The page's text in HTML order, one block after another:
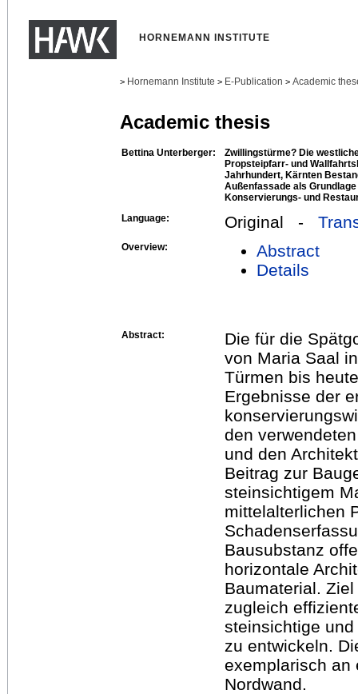
HORNEMANN INSTITUTE
> Hornemann Institute > E-Publication > Academic
Academic thesis
Bettina Unterberger:
Zwillingstürme? Die
Propsteipfarr- und
Jahrhundert, Kärnten
Außenfassade als
Konservierungs- und
Language:
Original -
Overview:
Abstract
Details
Abstract:
Die für die
von Maria Saal
Türmen bis
Ergebnisse der
den
und den
Beitrag zur
steinsichtigem
mittelalterlichen
Bausubstanz
horizontale
Baumaterial.
zugleich
steinsichtige
zu entwickeln.
exemplarisch an
Nordwand.